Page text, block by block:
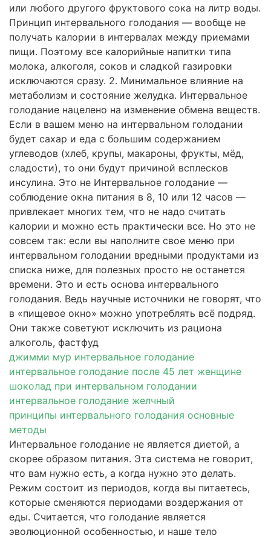
или любого другого фруктового сока на литр воды.
Принцип интервального голодания — вообще не
получать калории в интервалах между приемами
пищи. Поэтому все калорийные напитки типа
молока, алкоголя, соков и сладкой газировки
исключаются сразу. 2. Минимальное влияние на
метаболизм и состояние желудка. Интервальное
голодание нацелено на изменение обмена веществ.
Если в вашем меню на интервальном голодании
будет сахар и еда с большим содержанием
углеводов (хлеб, крупы, макароны, фрукты, мёд,
сладости), то они будут причиной всплесков
инсулина. Это не Интервальное голодание —
соблюдение окна питания в 8, 10 или 12 часов —
привлекает многих тем, что не надо считать
калории и можно есть практически все. Но это не
совсем так: если вы наполните свое меню при
интервальном голодании вредными продуктами из
списка ниже, для полезных просто не останется
времени. Это и есть основа интервального
голодания. Ведь научные источники не говорят, что
в «пищевое окно» можно употреблять всё подряд.
Они также советуют исключить из рациона
алкоголь, фастфуд
джимми мур интервальное голодание
интервальное голодание после 45 лет женщине
шоколад при интервальном голодании
интервальное голодание желчный
принципы интервального голодания основные
методы
Интервальное голодание не является диетой, а
скорее образом питания. Эта система не говорит,
что вам нужно есть, а когда нужно это делать.
Режим состоит из периодов, когда вы питаетесь,
которые сменяются периодами воздержания от
еды. Считается, что голодание является
эволюционной особенностью, и наше тело